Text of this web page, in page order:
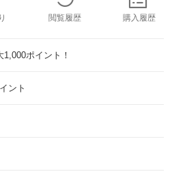
閲覧履歴 購入履歴
ポイント！
ント